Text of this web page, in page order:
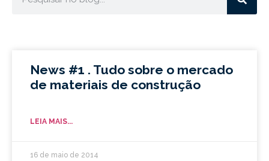
News #1 . Tudo sobre o mercado
de materiais de construção
LEIA MAIS...
16 de maio de 2014